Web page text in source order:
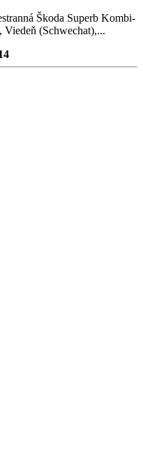
Škoda Superb Kombi-
Viedeň (Schwechat),...